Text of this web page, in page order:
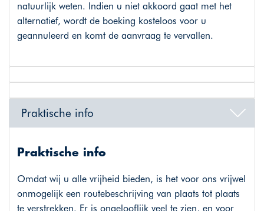
natuurlijk weten. Indien u niet akkoord gaat met het
alternatief, wordt de boeking kosteloos voor u
geannuleerd en komt de aanvraag te vervallen.
Praktische info
Praktische info
Omdat wij u alle vrijheid bieden, is het voor ons vrijwel
onmogelijk een routebeschrijving van plaats tot plaats
te verstrekken. Er is ongelooflijk veel te zien, en voor